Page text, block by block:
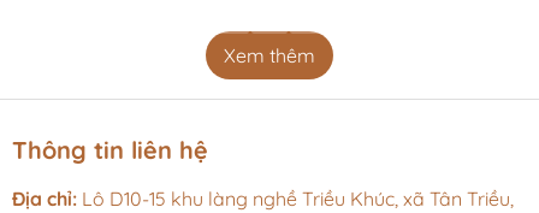
Xem thêm
Thông tin liên hệ
Địa chỉ: Lô D10-15 khu làng nghề Triều Khúc, xã Tân Triều,